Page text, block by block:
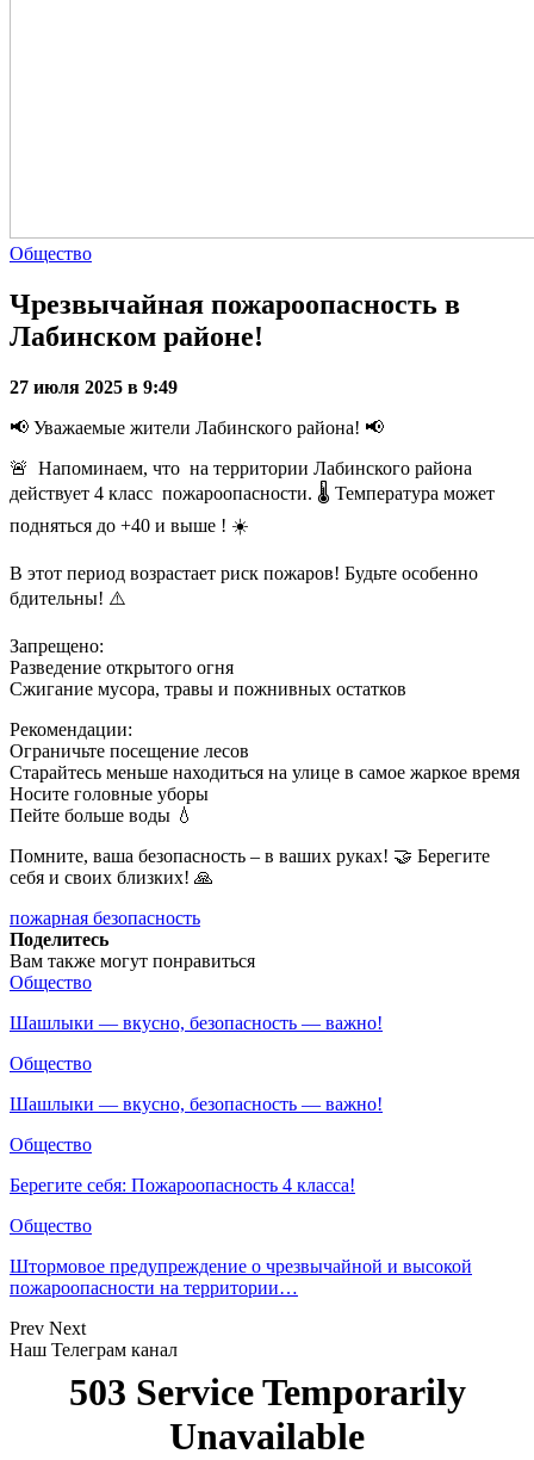
Общество
Чрезвычайная пожароопасность в
Лабинском районе!
27 июля 2025 в 9:49
📢 Уважаемые жители Лабинского района! 📢
🚨 Напоминаем, что на территории Лабинского района
действует 4 класс пожароопасности. 🌡️ Температура может
подняться до +40 и выше ! ☀️
В этот период возрастает риск пожаров! Будьте особенно
бдительны! ⚠️
Запрещено:
Разведение открытого огня
Сжигание мусора, травы и пожнивных остатков
Рекомендации:
Ограничьте посещение лесов
Старайтесь меньше находиться на улице в самое жаркое время
Носите головные уборы
Пейте больше воды 💧
Помните, ваша безопасность – в ваших руках! 🤝 Берегите
себя и своих близких! 🙏
пожарная безопасность
Поделитесь
Вам также могут понравиться
Общество
Шашлыки — вкусно, безопасность — важно!
Общество
Шашлыки — вкусно, безопасность — важно!
Общество
Берегите себя: Пожароопасность 4 класса!
Общество
Штормовое предупреждение о чрезвычайной и высокой
пожароопасности на территории…
Prev Next
Наш Телеграм канал